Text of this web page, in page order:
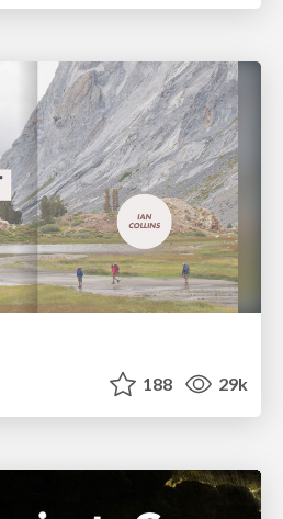
188 29k